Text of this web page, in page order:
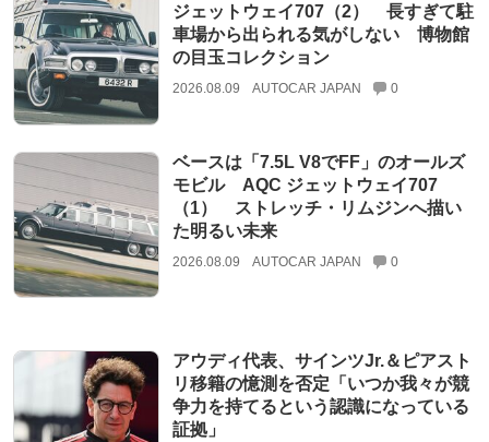
ジェットウェイ707（2） 長すぎて駐
車場から出られる気がしない 博物館
の目玉コレクション
2026.08.09 AUTOCAR JAPAN 0
ベースは「7.5L V8でFF」のオールズ
モビル AQC ジェットウェイ707
（1） ストレッチ・リムジンへ描い
た明るい未来
2026.08.09 AUTOCAR JAPAN 0
アウディ代表、サインツJr.＆ピアスト
リ移籍の憶測を否定「いつか我々が競
争力を持てるという認識になっている
証拠」